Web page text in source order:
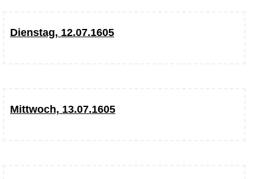
Dienstag, 12.07.1605
Mittwoch, 13.07.1605